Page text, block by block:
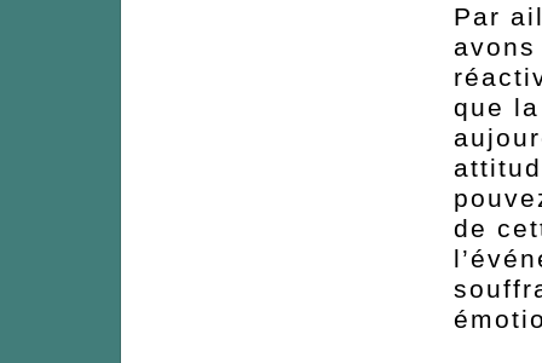
Par
que
de